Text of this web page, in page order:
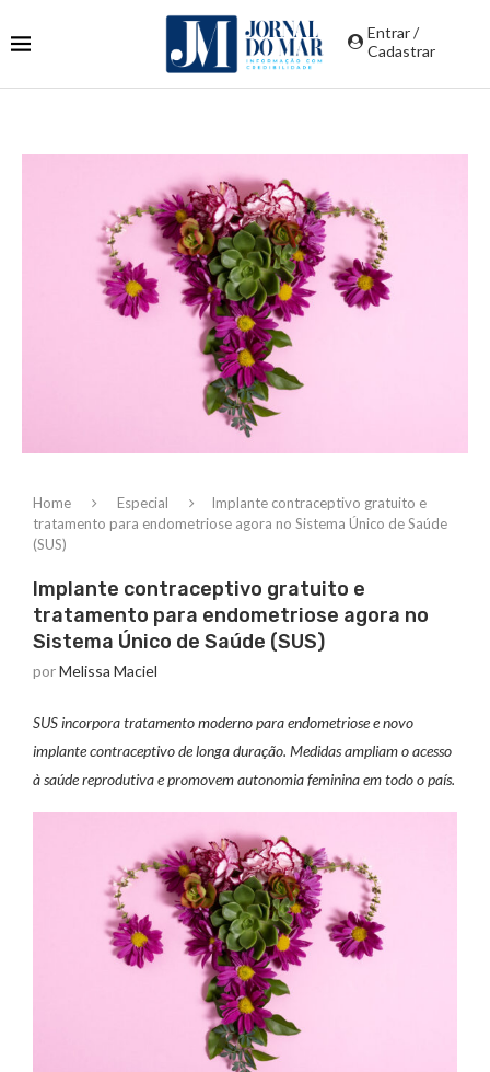
Entrar /
Cadastrar
Home Especial
Implante contraceptivo gratuito e
tratamento para endometriose agora no Sistema Único de Saúde
(SUS)
Implante contraceptivo gratuito e
tratamento para endometriose agora no
Sistema Único de Saúde (SUS)
porMelissa Maciel
SUS incorpora tratamento moderno para endometriose e novo
implante contraceptivo de longa duração. Medidas ampliam o acesso
à saúde reprodutiva e promovem autonomia feminina em todo o país.